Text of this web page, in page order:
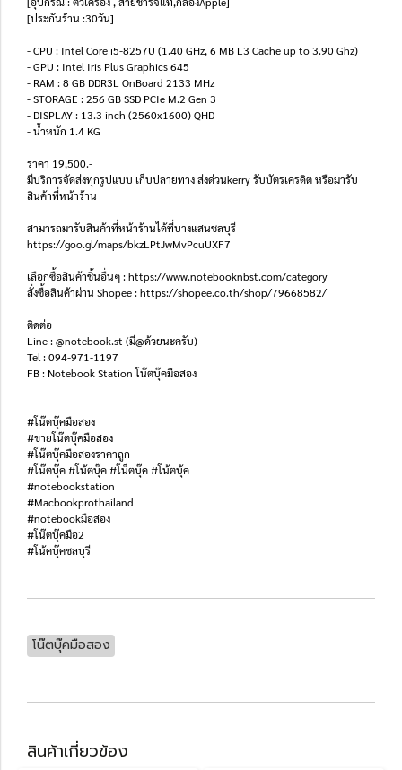
[ประกันร้าน :30วัน]
- CPU : Intel Core i5-8257U (1.40 GHz, 6 MB L3 Cache up to 3.90 Ghz)
- GPU : Intel Iris Plus Graphics 645
- RAM : 8 GB DDR3L OnBoard 2133 MHz
- STORAGE : 256 GB SSD PCIe M.2 Gen 3
- DISPLAY : 13.3 inch (2560x1600) QHD
- น้ำหนัก 1.4 KG
ราคา 19,500.-
มีบริการจัดส่งทุกรูปแบบ เก็บปลายทาง ส่งด่วนkerry รับบัตรเครดิต หรือมารับ
สินค้าที่หน้าร้าน
สามารถมารับสินค้าที่หน้าร้านได้ที่บางแสนชลบุรี
https://goo.gl/maps/bkzLPtJwMvPcuUXF7
เลือกซื้อสินค้าชิ้นอื่นๆ : https://www.notebooknbst.com/category
สั่งซื้อสินค้าผ่าน Shopee : https://shopee.co.th/shop/79668582/
ติดต่อ
Line : @notebook.st (มี@ด้วยนะครับ)
Tel : 094-971-1197
FB : Notebook Station โน๊ตบุ๊คมือสอง
#โน๊ตบุ๊คมือสอง
#ขายโน๊ตบุ๊คมือสอง
#โน๊ตบุ๊คมือสองราคาถูก
#โน๊ตบุ๊ค #โน้ตบุ๊ค #โน็ตบุ๊ค #โน้ตบุ้ค
#notebookstation
#Macbookprothailand
#notebookมือสอง
#โน๊ตบุ๊คมือ2
#โน้คบุ๊คชลบุรี
โน๊ตบุ๊คมือสอง
สินค้าเกี่ยวข้อง